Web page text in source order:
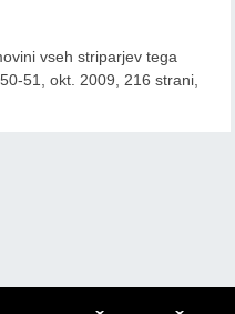
vseh striparjev tega
51, okt. 2009, 216 strani,